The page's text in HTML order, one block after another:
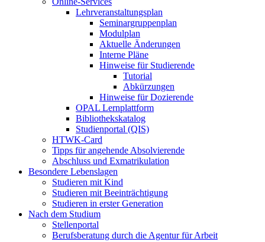
Lehrveranstaltungsplan
Seminargruppenplan
Modulplan
Aktuelle Änderungen
Interne Pläne
Hinweise für Studierende
Tutorial
Abkürzungen
Hinweise für Dozierende
OPAL Lernplattform
Bibliothekskatalog
Studienportal (QIS)
HTWK-Card
Tipps für angehende Absolvierende
Abschluss und Exmatrikulation
Besondere Lebenslagen
Studieren mit Kind
Studieren mit Beeinträchtigung
Studieren in erster Generation
Nach dem Studium
Stellenportal
Berufsberatung durch die Agentur für Arbeit